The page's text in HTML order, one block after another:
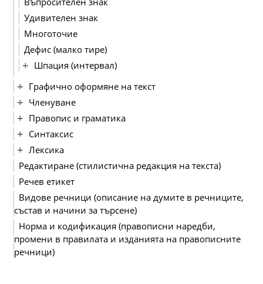
Удивителен знак
Многоточие
Дефис (малко тире)
Шпация (интервал)
Графично оформяне на текст
Членуване
Правопис и граматика
Синтаксис
Лексика
Редактиране (стилистична редакция на текста)
Речев етикет
Видове речници (описание на думите в речниците,
състав и начини за търсене)
Норма и кодификация (правописни наредби,
промени в правилата и изданията на правописните
речници)